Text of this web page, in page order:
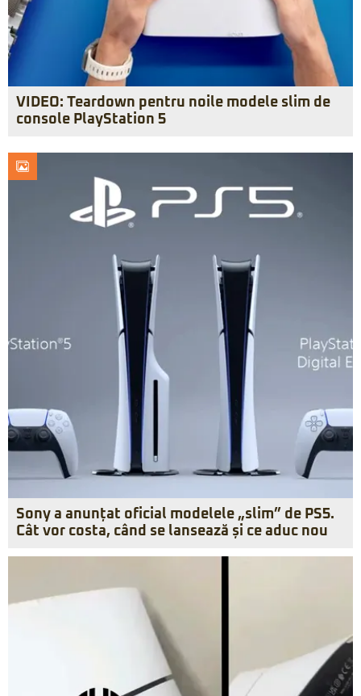
VIDEO: Teardown pentru noile modele slim de
console PlayStation 5
Sony a anunțat oficial modelele „slim” de PS5.
Cât vor costa, când se lansează și ce aduc nou